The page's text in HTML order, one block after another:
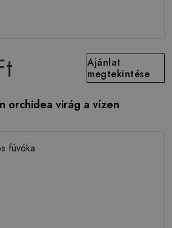
Ajánlat
megtekintése
orchidea virág a vízen